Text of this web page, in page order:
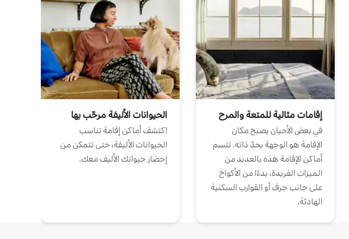
إقامات مثالية للمتعة والمرح
في بعض الأحيان يصبح مكان
الإقامة هو الوجهة بحدّ ذاته. تتسم
أماكن الإقامة هذه بالعديد من
الميزات الفريدة، بدءًا من الأكواخ
على جانب جرف أو القوارب السكنية
الهادئة.
الحيوانات الأليفة مرحّب بها
اكتشف أماكن إقامة تناسب
الحيوانات الأليفة، حتى تتمكن من
إحضار حيوانك الأليف معك.